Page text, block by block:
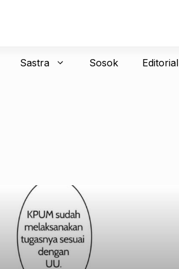
Sastra Sosok Editorial